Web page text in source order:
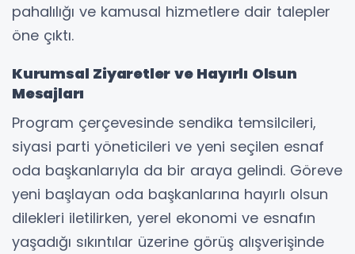
pahalılığı ve kamusal hizmetlere dair talepler
öne çıktı.
Kurumsal Ziyaretler ve Hayırlı Olsun
Mesajları
Program çerçevesinde sendika temsilcileri,
siyasi parti yöneticileri ve yeni seçilen esnaf
oda başkanlarıyla da bir araya gelindi. Göreve
yeni başlayan oda başkanlarına hayırlı olsun
dilekleri iletilirken, yerel ekonomi ve esnafın
yaşadığı sıkıntılar üzerine görüş alışverişinde